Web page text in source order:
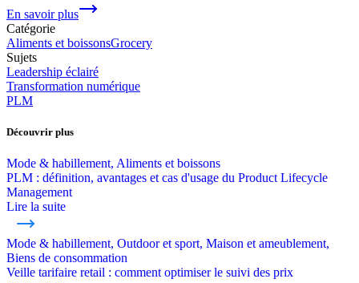
En savoir plus
Catégorie
Aliments et boissonsGrocery
Sujets
Leadership éclairé
Transformation numérique
PLM
Découvrir plus
Mode & habillement, Aliments et boissons
PLM : définition, avantages et cas d'usage du Product Lifecycle
Management
Lire la suite
Mode & habillement, Outdoor et sport, Maison et ameublement,
Biens de consommation
Veille tarifaire retail : comment optimiser le suivi des prix